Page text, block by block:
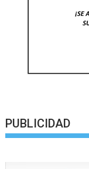
PUBLICIDAD